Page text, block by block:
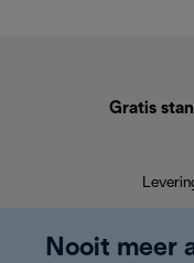
Gratis
Nooit meer